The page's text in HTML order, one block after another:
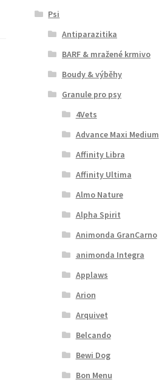
Psi
Antiparazitika
BARF & mražené krmivo
Boudy & výběhy
Granule pro psy
4Vets
Advance Maxi Medium
Affinity Libra
Affinity Ultima
Almo Nature
Alpha Spirit
Animonda GranCarno
animonda Integra
Applaws
Arion
Arquivet
Belcando
Bewi Dog
Bon Menu